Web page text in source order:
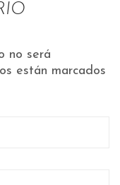
no será
están marcados